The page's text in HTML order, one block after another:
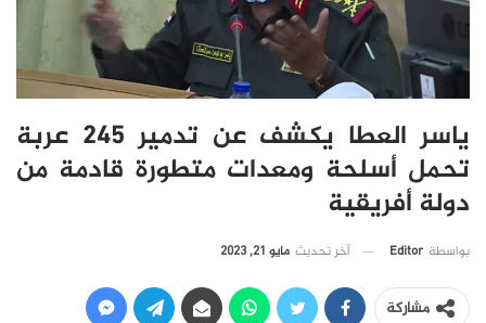
ياسر العطا يكشف عن تدمير 245 عربة
تحمل أسلحة ومعدات متطورة قادمة من
دولة أفريقية
بواسطة Editor آخر تحديث مايو 21, 2023
مشاركة